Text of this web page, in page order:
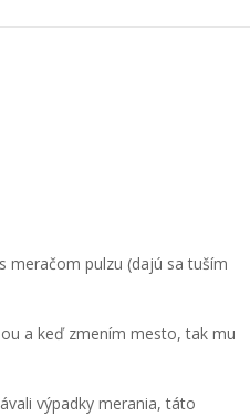
meračom pulzu (dajú sa tuším
a keď zmením mesto, tak mu
výpadky merania, táto